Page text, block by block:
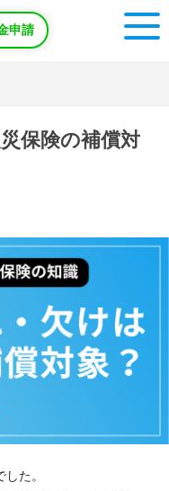
申請
保険の補償対
た。